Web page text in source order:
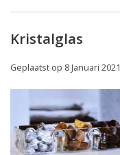
Kristalglas
Geplaatst op 8 Januari 2021